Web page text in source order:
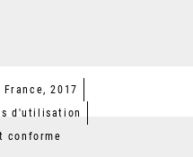
2017
d'utilisation
conforme